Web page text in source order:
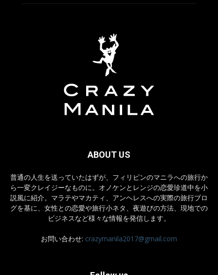
ABOUT US
普通の人生を送っていたはずが、フィリピンのマニラへの旅行か
ら一変クレイジーなものに。オノケンとレンジの恋愛珍道中を小
説風に紹介。マラテやマカティ、アンヘレスへの実際の旅行ブロ
グを基に、女性との恋愛や旅行小ネタ、夜遊びの方法、現地での
ビジネスなど様々な情報を発信します。
お問い合わせ: crazymanila2017@gmail.com